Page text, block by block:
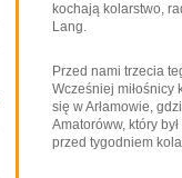
kochają kolarstwo,
Lang.
Przed nami trzecia
Wcześniej miłośnicy
się w Arłamowie,
Amatoróww, który
przed tygodniem